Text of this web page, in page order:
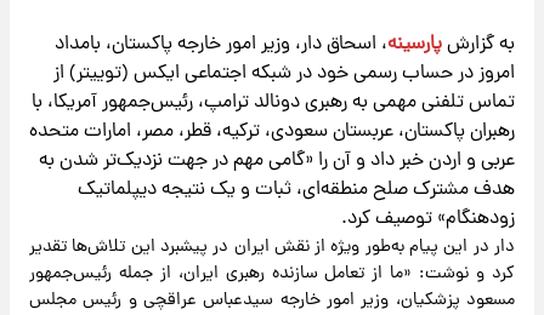
به گزارشپارسینه، اسحاق دار، وزیر امور خارجه پاکستان، بامداد
امروز در حساب رسمی خود در شبکه اجتماعی ایکس (توییتر) از
تماس تلفنی مهمی به رهبری دونالد ترامپ، رئیس‌جمهور آمریکا، با
رهبران پاکستان، عربستان سعودی، ترکیه، قطر، مصر، امارات متحده
عربی و اردن خبر داد و آن را «گامی مهم در جهت نزدیک‌تر شدن به
هدف مشترک صلح منطقه‌ای، ثبات و یک نتیجه دیپلماتیک
زودهنگام» توصیف کرد.
دار در این پیام به‌طور ویژه از نقش ایران در پیشبرد این تلاش‌ها تقدیر
کرد و نوشت: «ما از تعامل سازنده رهبری ایران، از جمله رئیس‌جمهور
مسعود پزشکیان، وزیر امور خارجه سیدعباس عراقچی و رئیس مجلس